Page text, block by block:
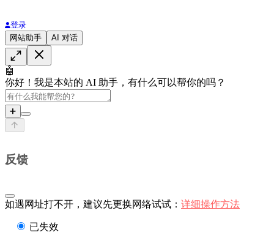
登录
网站助手
AI 对话
🤖
你好！我是本站的 AI 助手，有什么可以帮你的吗？
➕
反馈
如遇网址打不开，建议先更换网络试试： 详细操作方法
已失效